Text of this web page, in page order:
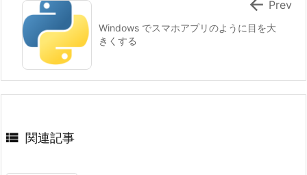
Windows でスマホアプリのように目を大
きくする
 Prev
 関連記事